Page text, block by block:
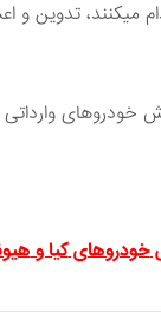
میکنند، تدوین و
خودروهایکیا و